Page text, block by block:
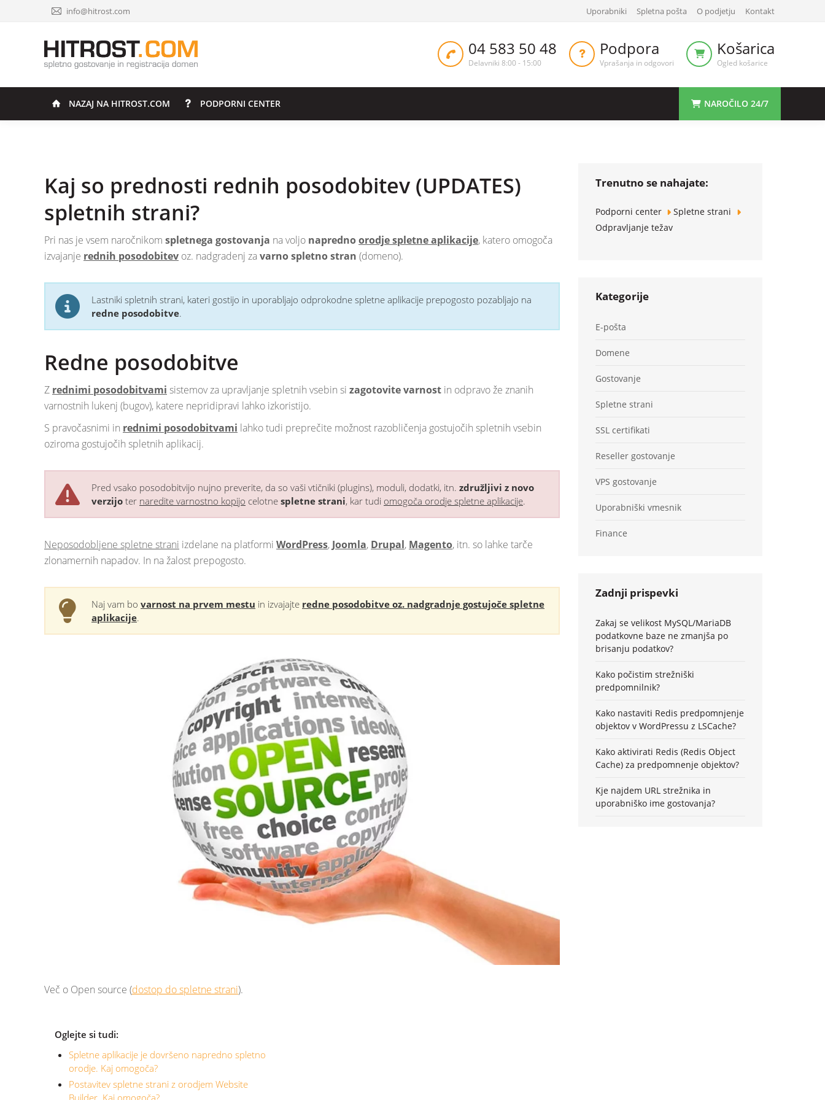
info@hitrost.com Uporabniki Spletna pošta O podjetju Kontakt
04 583 50 48
Delavniki 8:00 - 15:00
Podpora
Vprašanja in odgovori
Košarica
Ogled košarice
NAZAJ NA HITROST.COM PODPORNI CENTER NAROČILO 24/7
Kaj so prednosti rednih posodobitev (UPDATES)
spletnih strani?
Pri nas je vsem naročnikom spletnega gostovanja na voljo naprednoorodje spletne aplikacije, katero omogoča
izvajanje rednih posodobitev oz. nadgradenj zavarno spletno stran (domeno).
Lastniki spletnih strani, kateri gostijo in uporabljajo odprokodne spletne aplikacije prepogosto pozabljajo na
redne posodobitve.
Redne posodobitve
Z rednimi posodobitvami sistemov za upravljanje spletnih vsebin si zagotovite varnost in odpravo že znanih
varnostnih lukenj (bugov), katere nepridipravi lahko izkoristijo.
S pravočasnimi in rednimi posodobitvami lahko tudi preprečite možnost razobličenja gostujočih spletnih vsebin
oziroma gostujočih spletnih aplikacij.
Pred vsako posodobitvijo nujno preverite, da so vaši vtičniki (plugins), moduli, dodatki, itn. združljivi z novo
verzijo ter naredite varnostno kopijo celotne spletne strani, kar tudi omogoča orodje spletne aplikacije.
Neposodobljene spletne strani izdelane na platformi WordPress, Joomla, Drupal, Magento, itn. so lahke tarče
zlonamernih napadov. In na žalost prepogosto.
Naj vam bo varnost na prvem mestu in izvajajte redne posodobitve oz. nadgradnje gostujoče spletne
aplikacije.
Več o Open source (dostop do spletne strani).
Oglejte si tudi:
Spletne aplikacije je dovršeno napredno spletno
orodje. Kaj omogoča?
Postavitev spletne strani z orodjem Website
Trenutno se nahajate:
Podporni center
Spletne strani
Odpravljanje težav
Kategorije
E-pošta
Domene
Gostovanje
Spletne strani
SSL certifikati
Reseller gostovanje
VPS gostovanje
Uporabniški vmesnik
Finance
Zadnji prispevki
Zakaj se velikost MySQL/MariaDB
podatkovne baze ne zmanjša po
brisanju podatkov?
Kako počistim strežniški
predpomnilnik?
Kako nastaviti Redis predpomnjenje
objektov v WordPressu z LSCache?
Kako aktivirati Redis (Redis Object
Cache) za predpomnenje objektov?
Kje najdem URL strežnika in
uporabniško ime gostovanja?